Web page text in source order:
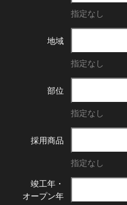
指定なし
地域
指定なし
部位
指定なし
採用商品
指定なし
竣工年・
オープン年